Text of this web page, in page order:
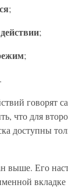
;
;
;
.
говорят
что для
доступны
выше. Его